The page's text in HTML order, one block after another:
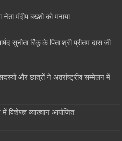
मंदीप बख्शी को मनाया
सुनीता रिंकू के पिता श्री प्रीतम दास जी
और छात्रों ने अंतर्राष्ट्रीय सम्मेलन में
विशेषज्ञ व्याख्यान आयोजित